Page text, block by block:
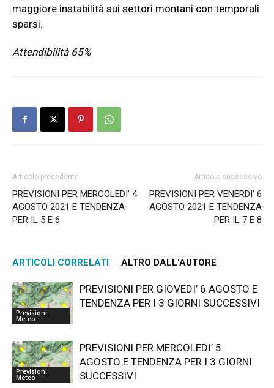
maggiore instabilità sui settori montani con temporali
sparsi.
Attendibilità 65%
Articolo precedente
PREVISIONI PER MERCOLEDI’ 4
AGOSTO 2021 E TENDENZA
PER IL 5 E 6
Articolo successivo
PREVISIONI PER VENERDI’ 6
AGOSTO 2021 E TENDENZA
PER IL 7 E 8
ARTICOLI CORRELATI ALTRO DALL'AUTORE
Previsioni
Meteo
PREVISIONI PER GIOVEDI’ 6 AGOSTO E
TENDENZA PER I 3 GIORNI SUCCESSIVI
Previsioni
Meteo
PREVISIONI PER MERCOLEDI’ 5
AGOSTO E TENDENZA PER I 3 GIORNI
SUCCESSIVI